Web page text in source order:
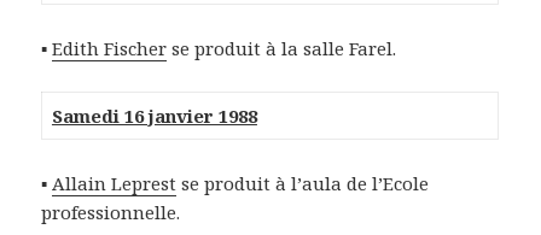
▪Edith Fischer se produit à la salle Farel.
Samedi 16 janvier 1988
▪Allain Leprest se produit à l’aula de l’Ecole
professionnelle.